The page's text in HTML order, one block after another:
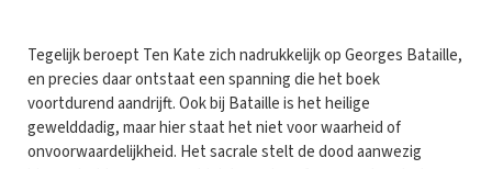
Tegelijk beroept Ten Kate zich nadrukkelijk op Georges Bataille,
en precies daar ontstaat een spanning die het boek
voortdurend aandrijft. Ook bij Bataille is het heilige
gewelddadig, maar hier staat het niet voor waarheid of
onvoorwaardelijkheid. Het sacrale stelt de dood aanwezig